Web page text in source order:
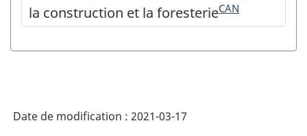
la construction et la foresterieCAN
Date de modification : 2021-03-17